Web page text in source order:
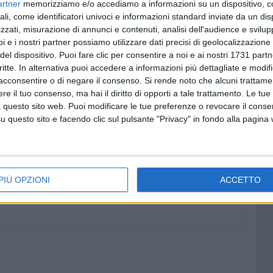
memorizziamo e/o accediamo a informazioni su un dispositivo,
come identificatori univoci e informazioni standard inviate da un
misurazione di annunci e contenuti, analisi dell'audience e
e i nostri partner possiamo utilizzare dati precisi di
dispositivo. Puoi fare clic per consentire a noi e ai nostri 1731
In alternativa puoi accedere a informazioni più dettagliate e
o di negare il consenso. Si rende noto che alcuni
il tuo consenso, ma hai il diritto di opporti a tale trattamento. Le
sito web. Puoi modificare le tue preferenze o revocare il
questo sito e facendo clic sul pulsante "Privacy" in fondo alla pagina
OPZIONI ACCETTO
verso gli Europei e i Mondiali, programmati in
Barletta, già sede quest'anno di uno dei raduni della
federale di selezioni chiare e trasparenti offrirà
di vestire la maglia azzurra. Desidero
Pio Rizzi, alla guida di un Comitato
del Mondiale 2023 e dai precedenti appuntamenti
l'organizzazione dei Campionati Italiani 2025. Una
in ragione della ricandidatura per i Tricolori 2026, già
19 luglio".